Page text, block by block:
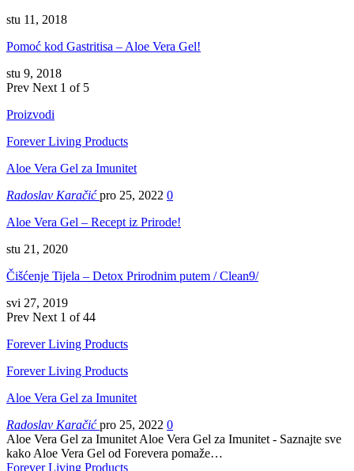
stu 11, 2018
Pomoć kod Gastritisa – Aloe Vera Gel!
stu 9, 2018
Prev Next 1 of 5
Proizvodi
Forever Living Products
Aloe Vera Gel za Imunitet
Radoslav Karačićpro 25, 2022 0
Aloe Vera Gel – Recept iz Prirode!
stu 21, 2020
Čišćenje Tijela – Detox Prirodnim putem / Clean9/
svi 27, 2019
Prev Next 1 of 44
Forever Living Products
Forever Living Products
Aloe Vera Gel za Imunitet
Radoslav Karačićpro 25, 2022 0
Aloe Vera Gel za Imunitet Aloe Vera Gel za Imunitet - Saznajte sve
kako Aloe Vera Gel od Forevera pomaže…
Forever Living Products